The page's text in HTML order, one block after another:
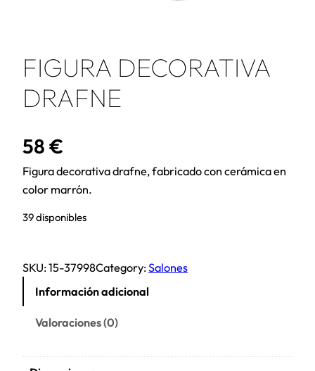
FIGURA DECORATIVA
DRAFNE
58 €
Figura decorativa drafne, fabricado con cerámica en
color marrón.
39 disponibles
SKU:15-37998Category:Salones
Información adicional
Valoraciones (0)